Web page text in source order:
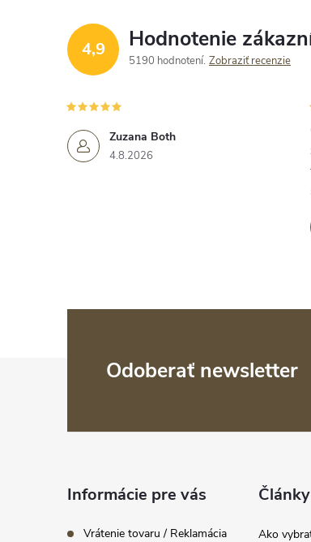
4,9 Hodnotenie
5190 hodnotení Zobraziť recenzie
Zuzana Both
4.8.2026
Odoberať newsletter
Informácie pre vás
Vrátenie tovaru / Reklamácia
Články
Ako